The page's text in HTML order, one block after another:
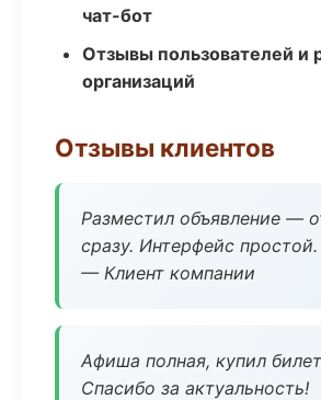
чат-бот
Отзывы пользователей и
организаций
Отзывы клиентов
Разместил объявление —
сразу. Интерфейс простой.
— Клиент компании
Афиша полная, купил
Спасибо за актуальность!